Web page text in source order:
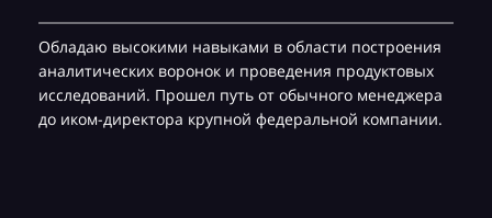
Обладаю высокими навыками в области построения
аналитических воронок и проведения продуктовых
исследований. Прошел путь от обычного менеджера
до иком-директора крупной федеральной компании.